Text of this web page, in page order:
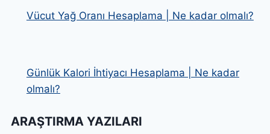
Vücut Yağ Oranı Hesaplama | Ne kadar olmalı?
Günlük Kalori İhtiyacı Hesaplama | Ne kadar
olmalı?
ARAŞTIRMA YAZILARI